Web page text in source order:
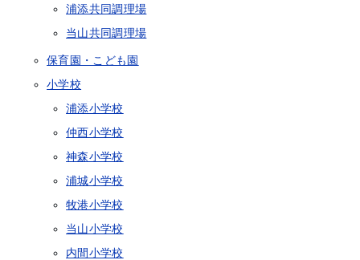
浦添共同調理場
当山共同調理場
保育園・こども園
小学校
浦添小学校
仲西小学校
神森小学校
浦城小学校
牧港小学校
当山小学校
内間小学校